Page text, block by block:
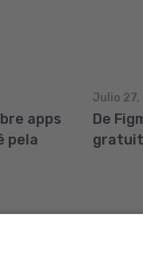
apps
pela
De
Julio